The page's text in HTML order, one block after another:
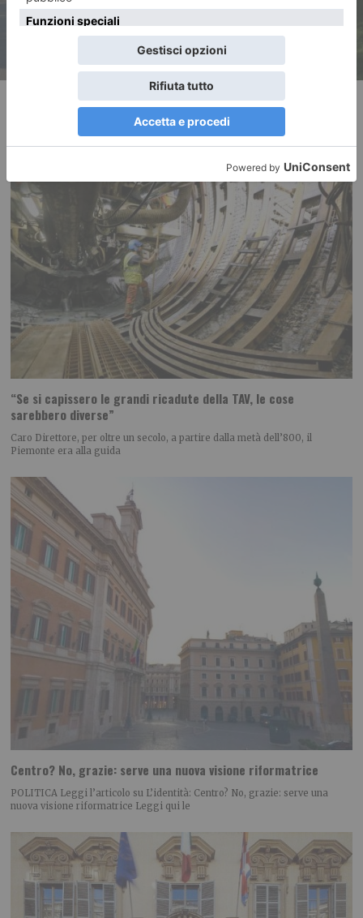
RECENTI:
“Se si capissero le grandi ricadute della TAV, le cose
sarebbero diverse”
Caro Direttore, per oltre un secolo, a partire dalla metà dell’800, il
Piemonte era alla guida
Centro? No, grazie: serve una nuova visione riformatrice
POLITICA Leggi l’articolo su L’identità: Centro? No, grazie: serve una
nuova visione riformatrice Leggi qui le